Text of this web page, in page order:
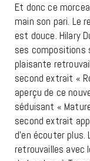
Et donc ce
main son pari. Le
est douce. Hilary
ses compositions
plaisante
second extrait «
aperçu de ce
séduisant «
second extrait
d’en écouter
retrouvailles avec